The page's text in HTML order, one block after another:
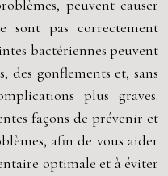
peuvent causer
sont pas correctement
bactériennes peuvent
des gonflements et, sans
plus graves.
façons de prévenir et
afin de vous aider
optimale et à éviter